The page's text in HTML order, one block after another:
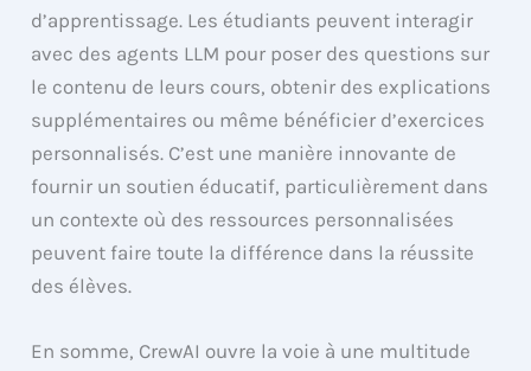
d’apprentissage. Les étudiants peuvent interagir
avec des agents LLM pour poser des questions sur
le contenu de leurs cours, obtenir des explications
supplémentaires ou même bénéficier d’exercices
personnalisés. C’est une manière innovante de
fournir un soutien éducatif, particulièrement dans
un contexte où des ressources personnalisées
peuvent faire toute la différence dans la réussite
des élèves.
En somme, CrewAI ouvre la voie à une multitude